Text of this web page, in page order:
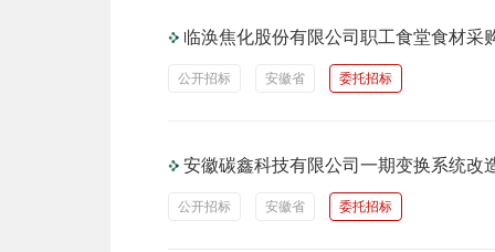
临涣焦化股份有限公司职工食堂食材采
公开招标 安徽省 委托招标
安徽碳鑫科技有限公司一期变换系统改
公开招标 安徽省 委托招标